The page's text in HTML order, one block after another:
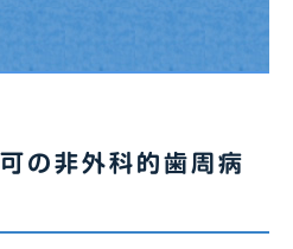
の非外科的歯周病